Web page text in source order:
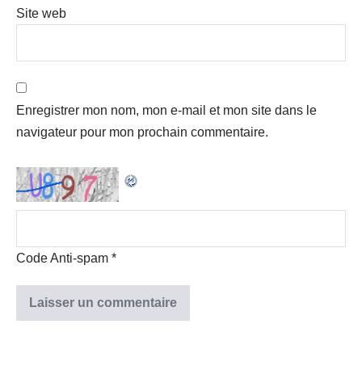
Site web
Enregistrer mon nom, mon e-mail et mon site dans le
navigateur pour mon prochain commentaire.
Code Anti-spam *